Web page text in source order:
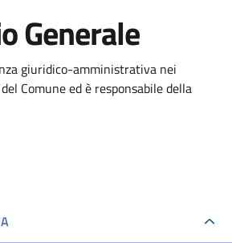
Generale
giuridico-amministrativa nei
Comune ed è responsabile della